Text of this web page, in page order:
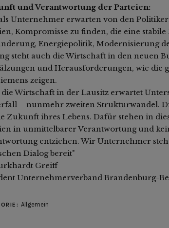
und Verantwortung der Parteien:
Unternehmer erwarten von den
Kompromisse zu finden, die eine
Energiepolitik, Modernisierung
steht auch die Wirtschaft in den neuen
und Herausforderungen, wie die
zeigen.
Wirtschaft in der Lausitz erwartet
– nunmehr zweiten Strukturwandel.
Zukunft ihres Lebens. Dafür stehen in
in unmittelbarer Verantwortung und
entziehen. Wir Unternehmer
Dialog bereit"
Greiff
Unternehmerverband Brandenburg-
Allgemein